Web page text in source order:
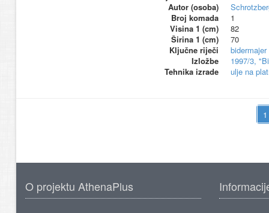
Autor (osoba)
Broj komada
1
Visina 1 (cm)
82
Širina 1 (cm)
70
Ključne riječi
bidermajer
Izložbe
1997/3,
Tehnika izrade
ulje na
O projektu AthenaPlus